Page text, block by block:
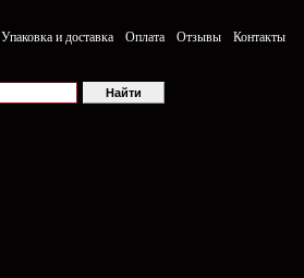
Упаковка и доставка Оплата Отзывы
Контакты